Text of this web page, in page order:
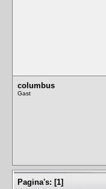
columbus
Gast
Pagina's: [1]